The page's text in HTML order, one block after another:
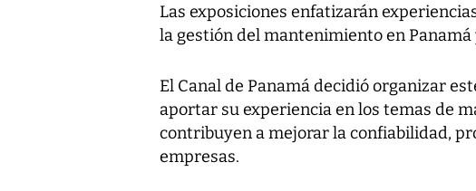
Las exposiciones enfatizarán
la gestión del mantenimiento en
El Canal de Panamá decidió organizar
aportar su experiencia en los temas de
contribuyen a mejorar la confiabilidad,
empresas.